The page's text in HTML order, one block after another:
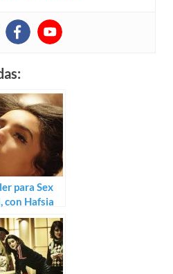
para Sex
con Hafsia